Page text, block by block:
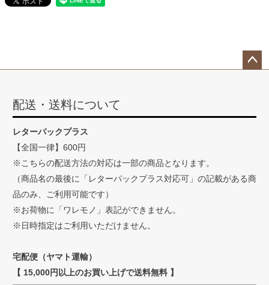
配送・送料について
レターパックプラス
【全国一律】600円
※こちらの配送方法の対応は一部の商品となります。
（商品名の最後に「レターパックプラス対応可」の記載がある商
品のみ、ご利用可能です）
※お荷物に「ワレモノ」表記ができません。
※日時指定はご利用いただけません。
宅配便（ヤマト運輸）
【 15,000円以上のお買い上げで送料無料 】